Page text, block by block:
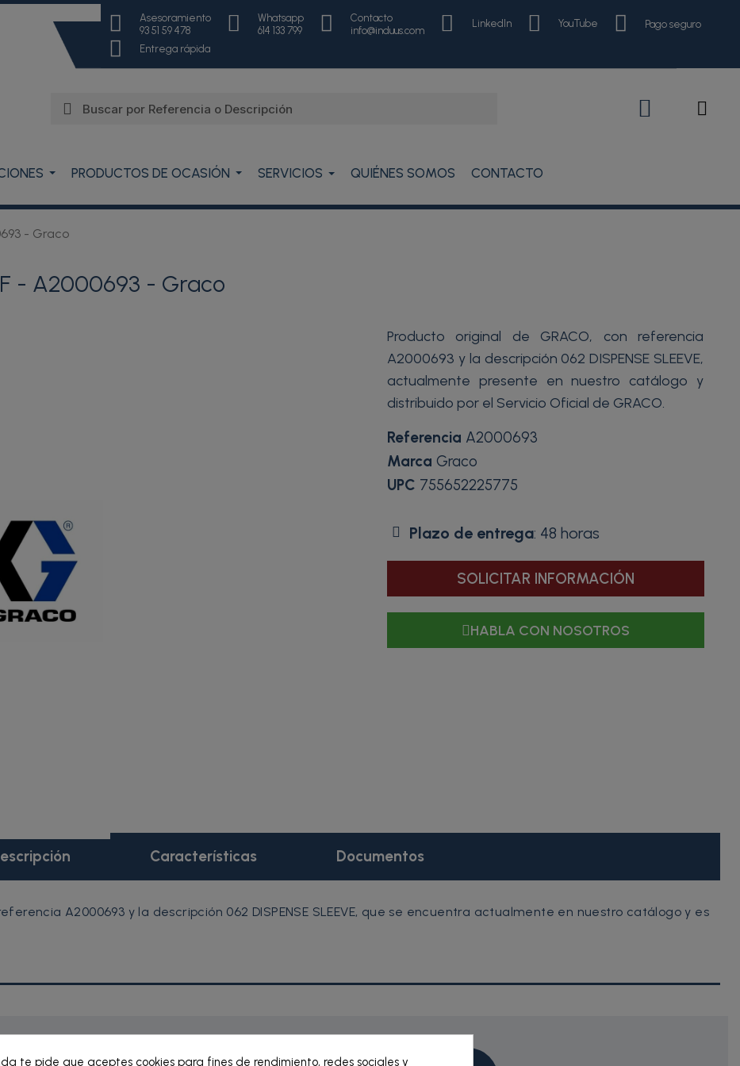
Asesoramiento
93 51 59 478
Whatsapp
614 133 799
Contacto
info@induus.com
LinkedIn YouTube Pago seguro
Entrega rápida
PRODUCTOS DE OCASIÓN SERVICIOS QUIÉNES SOMOS CONTACTO
- Graco
- A2000693 - Graco
Producto original de GRACO, con referencia
A2000693 y la descripción 062 DISPENSE SLEEVE,
actualmente presente en nuestro catálogo y
distribuido por el Servicio Oficial de GRACO.
Referencia A2000693
Marca Graco
UPC 755652225775
Plazo de entrega: 48 horas
SOLICITAR INFORMACIÓN
HABLA CON NOSOTROS
Características Documentos
A2000693 y la descripción 062 DISPENSE SLEEVE, que se encuentra actualmente en nuestro catálogo y es
te pide que aceptes cookies para fines de rendimiento, redes sociales y